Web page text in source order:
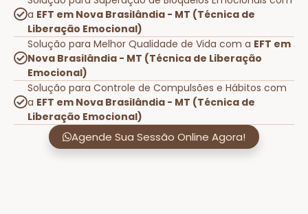
a EFT em Nova Brasilândia - MT (Técnica de
Liberação Emocional)
Solução para Melhor Qualidade de Vida com a EFT em
Nova Brasilândia - MT (Técnica de Liberação
Emocional)
Solução para Controle de Compulsões e Hábitos com
a EFT em Nova Brasilândia - MT (Técnica de
Liberação Emocional)
Agende Sua Sessão Online Agora!